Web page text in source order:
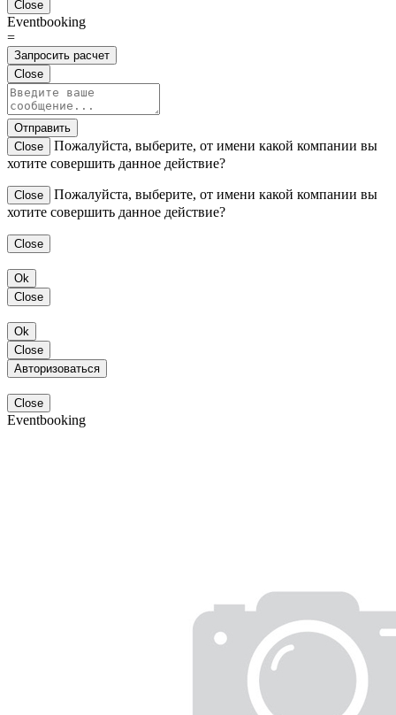
Close
Eventbooking
=
Запросить расчет
Close
Отправить
Close
Пожалуйста, выберите, от имени какой компании вы
хотите совершить данное действие?
Close
Пожалуйста, выберите, от имени какой компании вы
хотите совершить данное действие?
Close
Ok
Close
Ok
Close
Авторизоваться
Close
Eventbooking